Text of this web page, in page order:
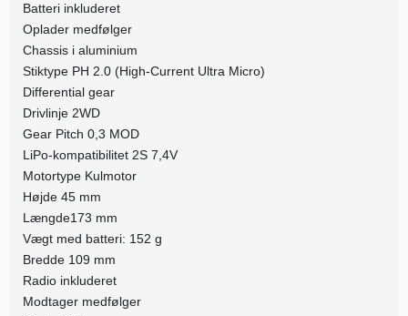
Batteri inkluderet
Oplader medfølger
Chassis i aluminium
Stiktype PH 2.0 (High-Current Ultra Micro)
Differential gear
Drivlinje 2WD
Gear Pitch 0,3 MOD
LiPo-kompatibilitet 2S 7,4V
Motortype Kulmotor
Højde 45 mm
Længde173 mm
Vægt med batteri: 152 g
Bredde 109 mm
Radio inkluderet
Modtager medfølger